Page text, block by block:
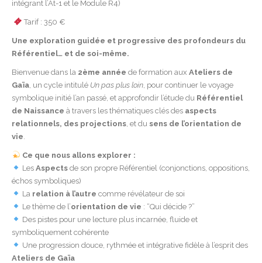
intégrant l’At-1 et le Module R4)
Tarif : 350 €
Une exploration guidée et progressive des profondeurs du
Référentiel… et de soi-même.
Bienvenue dans la 2ème année de formation aux Ateliers de
Gaïa, un cycle intitulé Un pas plus loin, pour continuer le voyage
symbolique initié l’an passé, et approfondir l’étude du Référentiel
de Naissance à travers les thématiques clés des aspects
relationnels, des projections, et du sens de l’orientation de
vie.
Ce que nous allons explorer :
Les Aspectsde son propre Référentiel (conjonctions, oppositions,
échos symboliques)
La relation à l’autre comme révélateur de soi
Le thème de l’orientation de vie : “Qui décide ?”
Des pistes pour une lecture plus incarnée, fluide et
symboliquement cohérente
Une progression douce, rythmée et intégrative fidèle à l’esprit des
Ateliers de Gaïa